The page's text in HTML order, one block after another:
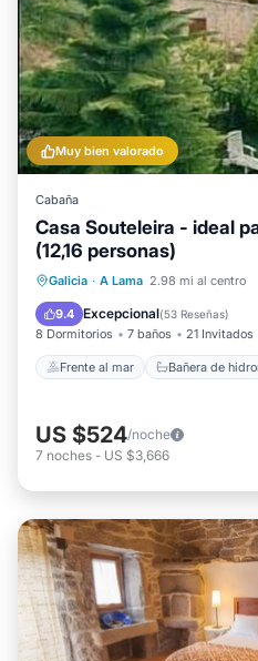
Muy bien valorado
Cabaña
Casa Souteleira - ideal
(12,16 personas)
Galicia · A Lama 2.98 mi al centro
9.4 Excepcional(53 Reseñas)
8 Dormitorios 7 baños 21 Invitados
Frente al mar Bañera de
Frente al mar
Aparcamiento
US $524/noche
7 noches - US $3,666